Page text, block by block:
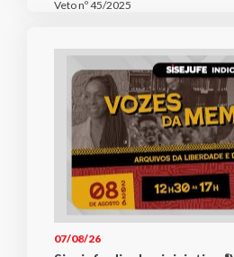
Veto nº 45/2025
07/08/26